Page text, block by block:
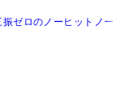
ゼロのノーヒットノー